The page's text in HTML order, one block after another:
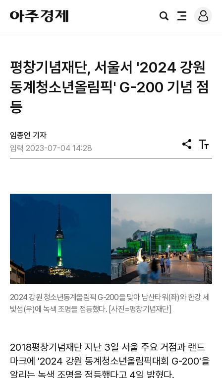
아
주
경
검
전
로
그
평창기념재단, 서울서 '2024 강원
동계청소년올림픽' G-200 기념 점
등
임종언 기자
입력 2023-07-04 14:28
공
유
텍
스
2024 강원 청소년동계올림픽 G-200을 맞아 남산타워(좌)와 한강 세
빛섬(우)에 녹색 조명을 점등했다. [사진=평창기념재단]
2018평창기념재단 지난 3일 서울 주요 거점과 랜드
마크에 '2024 강원 동계청소년올림픽대회 G-200'을
알리는 녹색 조명을 점등했다고 4일 밝혔다.